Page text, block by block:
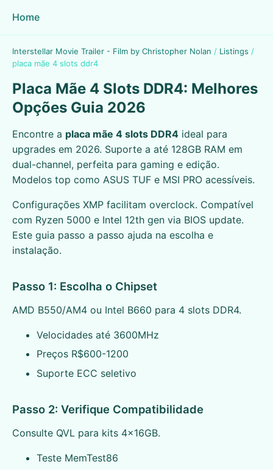
Home
Interstellar Movie Trailer - Film by Christopher Nolan / Listings /
placa mãe 4 slots ddr4
Placa Mãe 4 Slots DDR4: Melhores
Opções Guia 2026
Encontre a placa mãe 4 slots DDR4 ideal para
upgrades em 2026. Suporte a até 128GB RAM em
dual-channel, perfeita para gaming e edição.
Modelos top como ASUS TUF e MSI PRO acessíveis.
Configurações XMP facilitam overclock. Compatível
com Ryzen 5000 e Intel 12th gen via BIOS update.
Este guia passo a passo ajuda na escolha e
instalação.
Passo 1: Escolha o Chipset
AMD B550/AM4 ou Intel B660 para 4 slots DDR4.
Velocidades até 3600MHz
Preços R$600-1200
Suporte ECC seletivo
Passo 2: Verifique Compatibilidade
Consulte QVL para kits 4x16GB.
Teste MemTest86